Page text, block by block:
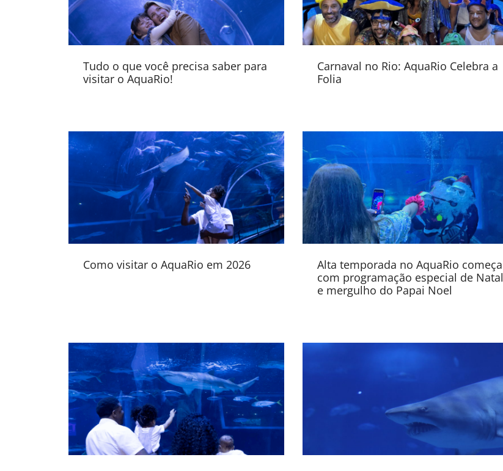
Tudo o que você precisa saber para
visitar o AquaRio!
Carnaval no Rio: AquaRio Celebra a
Folia
Como visitar o AquaRio em 2026
Alta temporada no AquaRio começa
com programação especial de Natal
e mergulho do Papai Noel